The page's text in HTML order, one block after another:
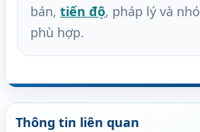
bán, tiến độ, pháp lý và
phù hợp.
Thông tin liên quan